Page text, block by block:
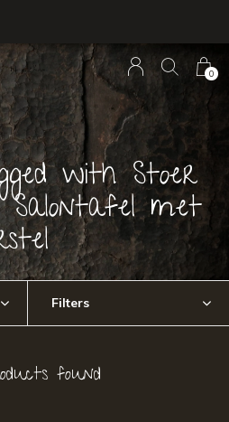
0
with Stoer
Salontafel met
Filters
found